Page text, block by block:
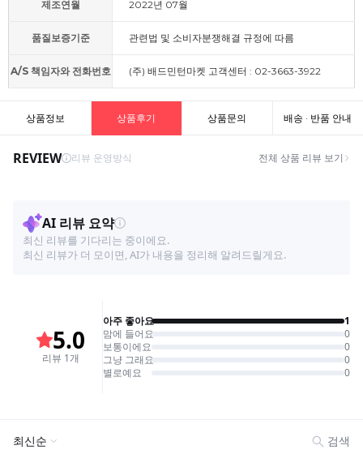
제조연월 2022년 07월
품질보증기준 관련법 및 소비자분쟁해결 규정에 따름
A/S 책임자와 전화번호 (주) 배드민턴마켓 고객센터 : 02-3663-3922
상품정보 상품후기 상품문의 배송 · 반품 안내